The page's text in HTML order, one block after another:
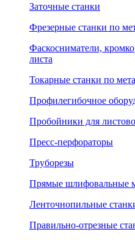
Заточные станки
Фрезерные станки по
Фаскосниматели,
листа
Токарные станки по
Профилегибочное
Пробойники для
Пресс-перфораторы
Труборезы
Прямые шлифовальные
Ленточнопильные
Правильно-отрезные